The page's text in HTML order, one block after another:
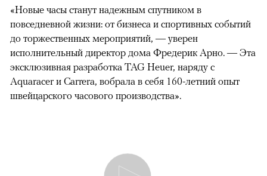
«Новые часы станут надежным спутником в
повседневной жизни: от бизнеса и спортивных событий
до торжественных мероприятий, — уверен
исполнительный директор дома Фредерик Арно. — Эта
эксклюзивная разработка TAG Heuer, наряду с
Aquaracer и Carrera, вобрала в себя 160-летний опыт
швейцарского часового производства».